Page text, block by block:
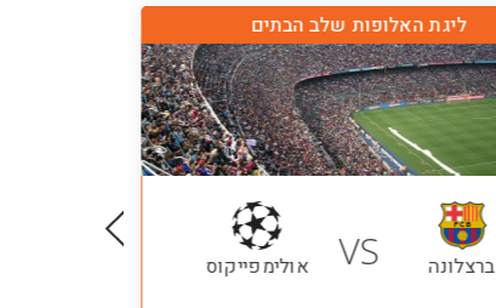
ליגת האלופות שלב הבתים
ברצלונה VS אולימפייקוס